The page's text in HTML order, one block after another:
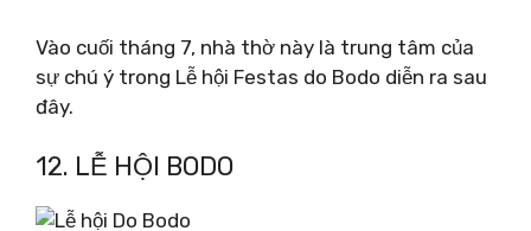
Vào cuối tháng 7, nhà thờ này là trung tâm của
sự chú ý trong Lễ hội Festas do Bodo diễn ra sau
đây.
12. LỄ HỘI BODO